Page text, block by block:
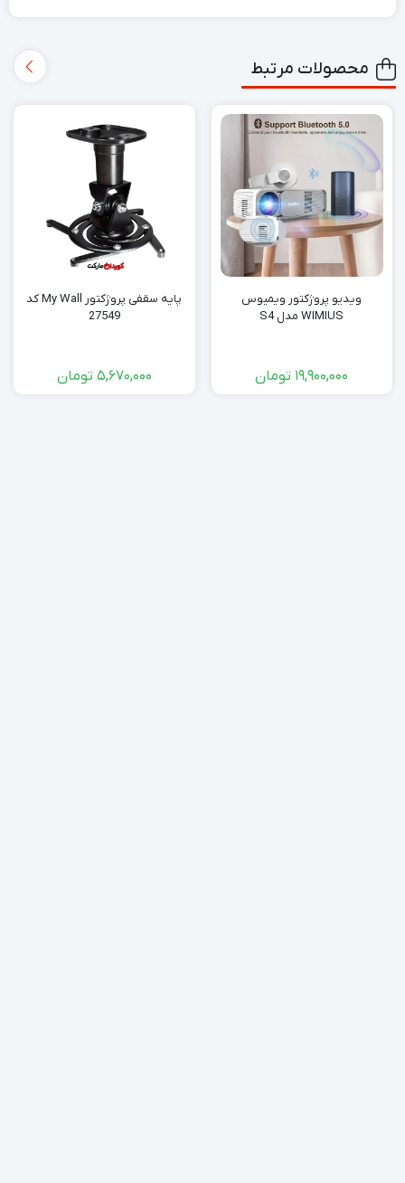
محصولات مرتبط
ویدیو پروژکتور ویمیوس
WIMIUS مدل S4
19,900,000 تومان
پایه سقفی پروژکتور My Wall کد
27549
5,670,000 تومان